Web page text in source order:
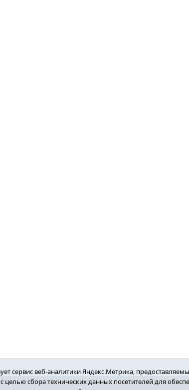
сервис веб-аналитики Яндекс.Метрика,
целью сбора технических данных посетителей для